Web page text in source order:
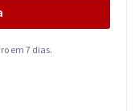
em 7 dias.